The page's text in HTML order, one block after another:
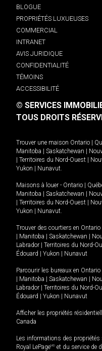
BLOGUE
PROPRIÉTÉS LUXUEUSES
COMMERCIAL
INTRANET
AVIS JURIDIQUE
CONFIDENTIALITÉ
TÉMOINS
ACCESSIBILITÉ
© SERVICES
TOUS DROITS
Trouver une maison Ontario
Manitoba
Saskatchewan
Territoires du Nord-Ouest
Yukon
Nunavut.
Maisons à louer - Ontario
Manitoba
Saskatchewan
Territoires du Nord-Ouest
Yukon
Nunavut.
Trouver des courtiers en Ontario
Manitoba Saskatchewan
Labrador
Territoires du Nord-
Édouard
Yukon Nunavut
Parcourir les bureaux en Ontario
Manitoba Saskatchewan
Labrador
Territoires du Nord-
Édouard
Yukon Nunavut
Afficher les propriétés
Canada
Les informations des
Royal LePageMD et du service de